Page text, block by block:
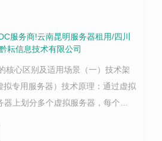
服务商!云南昆明服务器租用/四川
耘信息技术有限公司
核心区别及适用场景（一）技术架
拟专用服务器）技术原理：通过虚拟
器上划分多个虚拟服务器，每个
所...